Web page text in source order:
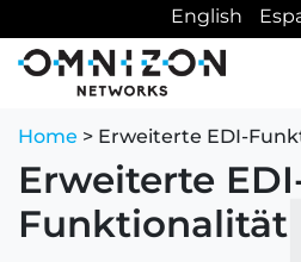
English
Home > Erweiterte EDI-
Erweiterte
Funktionalität